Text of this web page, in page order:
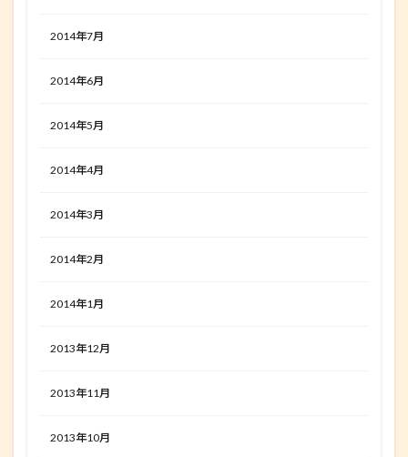
2014年7月
2014年6月
2014年5月
2014年4月
2014年3月
2014年2月
2014年1月
2013年12月
2013年11月
2013年10月